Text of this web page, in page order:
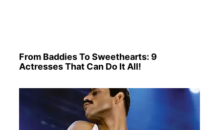
From Baddies To Sweethearts: 9
Actresses That Can Do It All!